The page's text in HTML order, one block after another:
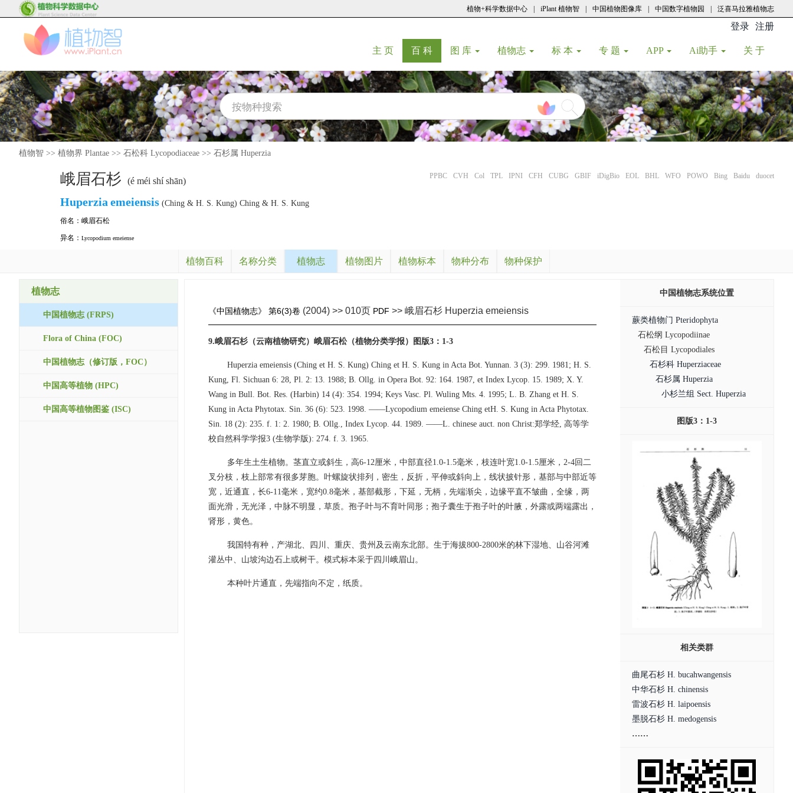
植物+科学数据中心 iPlant 植物智 中国植物图像库 中国数字植物园 泛喜马拉雅植物志
登录 注册
主 页(current)
百 科(current)
图 库 植物志 标 本 专 题 APP Ai助手 关 于
植物智 >> 植物界 Plantae >> 石松科 Lycopodiaceae >> 石杉属 Huperzia
峨眉石杉 (é méi shí shān) PPBC CVH Col TPL IPNI CFH CUBG GBIF iDigBio EOL BHL WFO POWO Bing Baidu duocet
Huperzia emeiensis (Ching & H. S. Kung) Ching & H. S. Kung
俗名： 峨眉石松
异名： Lycopodium emeiense
植物百科 名称分类 植物志 植物图片 植物标本 物种分布 物种保护
植物志
中国植物志 (FRPS)
Flora of China (FOC)
中国植物志（修订版，FOC）
中国高等植物 (HPC)
中国高等植物图鉴 (ISC)
《中国植物志》 第6(3)卷 (2004) >> 010页 PDF >> 峨眉石杉 Huperzia emeiensis
9.峨眉石杉（云南植物研究）峨眉石松（植物分类学报）图版3：1-3
Huperzia emeiensis (Ching et H. S. Kung) Ching et H. S. Kung in Acta Bot. Yunnan. 3 (3): 299. 1981; H. S.
Kung, Fl. Sichuan 6: 28, Pl. 2: 13. 1988; B. Ollg. in Opera Bot. 92: 164. 1987, et Index Lycop. 15. 1989; X. Y.
Wang in Bull. Bot. Res. (Harbin) 14 (4): 354. 1994; Keys Vasc. Pl. Wuling Mts. 4. 1995; L. B. Zhang et H. S.
Kung in Acta Phytotax. Sin. 36 (6): 523. 1998. ——Lycopodium emeiense Ching etH. S. Kung in Acta Phytotax.
Sin. 18 (2): 235. f. 1: 2. 1980; B. Ollg., Index Lycop. 44. 1989. ——L. chinese auct. non Christ:郑学经, 高等学
校自然科学学报3 (生物学版): 274. f. 3. 1965.
多年生土生植物。茎直立或斜生，高6-12厘米，中部直径1.0-1.5毫米，枝连叶宽1.0-1.5厘米，2-4回二
叉分枝，枝上部常有很多芽胞。叶螺旋状排列，密生，反折，平伸或斜向上，线状披针形，基部与中部近等
宽，近通直，长6-11毫米，宽约0.8毫米，基部截形，下延，无柄，先端渐尖，边缘平直不皱曲，全缘，两
面光滑，无光泽，中脉不明显，草质。孢子叶与不育叶同形；孢子囊生于孢子叶的叶腋，外露或两端露出，
肾形，黄色。
我国特有种，产湖北、四川、重庆、贵州及云南东北部。生于海拔800-2800米的林下湿地、山谷河滩
灌丛中、山坡沟边石上或树干。模式标本采于四川峨眉山。
本种叶片通直，先端指向不定，纸质。
中国植物志系统位置
蕨类植物门 Pteridophyta
石松纲 Lycopodiinae
石松目 Lycopodiales
石杉科 Huperziaceae
石杉属 Huperzia
小杉兰组 Sect. Huperzia
图版3：1-3
相关类群
曲尾石杉 H. bucahwangensis
中华石杉 H. chinensis
雷波石杉 H. laipoensis
墨脱石杉 H. medogensis
……